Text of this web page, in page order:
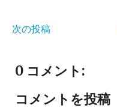
次の投稿
0 コメント:
コメントを投稿